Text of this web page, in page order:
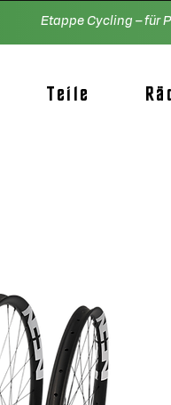
Etappe Cycling – für
Teile